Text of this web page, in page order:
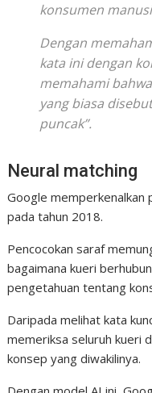
konsumen
Dengan
kata ini dengan
memahami
yang biasa
puncak”.
Neural matching
Google memperkenalkan
pada tahun 2018.
Pencocokan saraf
bagaimana kueri
pengetahuan tentang
Daripada melihat kata
memeriksa seluruh kueri
konsep yang diwakilinya.